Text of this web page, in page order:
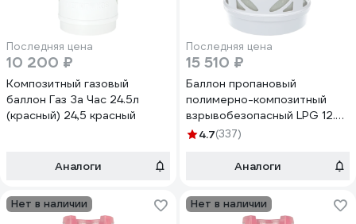
Последняя цена
10 200 ₽
Композитный газовый
баллон Газ За Час 24.5л
(красный) 24,5 красный
Аналоги
Последняя цена
15 510 ₽
Баллон пропановый
полимерно-композитный
взрывобезопасный LPG 12.5
л вентиль с российским
4.7(337)
Аналоги
Нет в наличии Нет в наличии